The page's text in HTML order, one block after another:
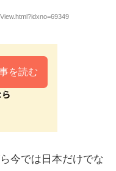
を読む
今では日本だけでな